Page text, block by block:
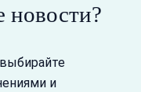
новости?
и